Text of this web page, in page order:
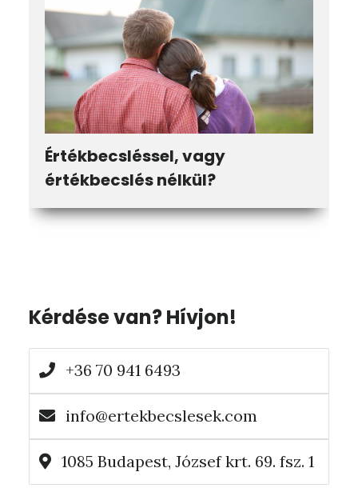
Értékbecsléssel, vagy
értékbecslés nélkül?
Elsődleges
oldalsáv
Kérdése van? Hívjon!
+36 70 941 6493
info@ertekbecslesek.com
1085 Budapest, József krt. 69. fsz. 1